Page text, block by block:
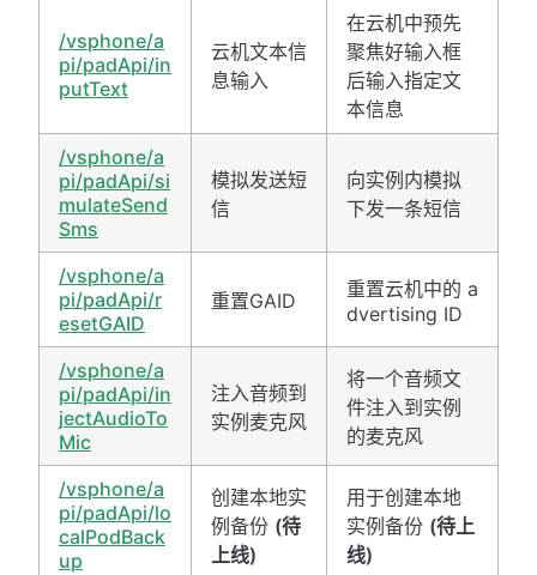
/vsphone/a
pi/padApi/in
putText
云机文本信
息输入
在云机中预先
聚焦好输入框
后输入指定文
本信息
/vsphone/a
pi/padApi/si
mulateSend
Sms
模拟发送短
信
向实例内模拟
下发一条短信
/vsphone/a
pi/padApi/r
esetGAID
重置GAID
重置云机中的 a
dvertising ID
/vsphone/a
pi/padApi/in
jectAudioTo
Mic
注入音频到
实例麦克风
将一个音频文
件注入到实例
的麦克风
/vsphone/a
pi/padApi/lo
calPodBack
up
创建本地实
例备份 (待
上线)
用于创建本地
实例备份 (待上
线)